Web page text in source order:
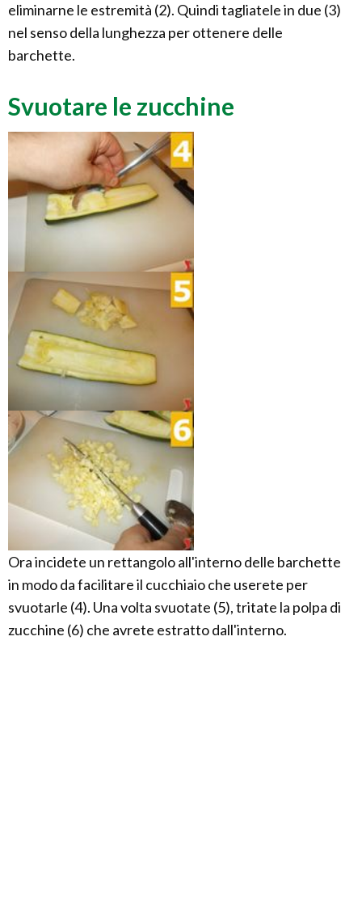
eliminarne le estremità (2). Quindi tagliatele in due (3)
nel senso della lunghezza per ottenere delle
barchette.
Svuotare le zucchine
Ora incidete un rettangolo all'interno delle barchette
in modo da facilitare il cucchiaio che userete per
svuotarle (4). Una volta svuotate (5), tritate la polpa di
zucchine (6) che avrete estratto dall'interno.